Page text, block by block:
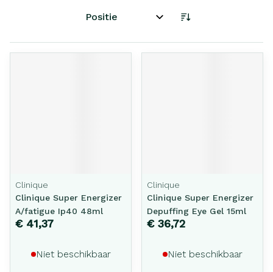
Sorteer op:
Clinique
Clinique Super Energizer
A/fatigue Ip40 48ml
€ 41,37
Niet beschikbaar
Clinique
Clinique Super Energizer
Depuffing Eye Gel 15ml
€ 36,72
Niet beschikbaar